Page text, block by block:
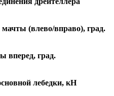
(влево/вправо), град.
вперед, град.
лебедки, кН